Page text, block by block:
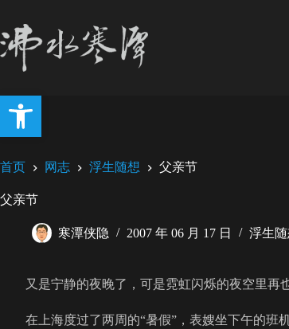
打开工具栏
内
容
首页 网志 浮生随想 父亲节
父亲节
寒潭侠隐 2007 年 06 月 17 日 浮生
又是宁静的夜晚了，可是霓虹闪烁的夜空里再也
在上海度过了两周的“暑假”，表嫂坐下午的班